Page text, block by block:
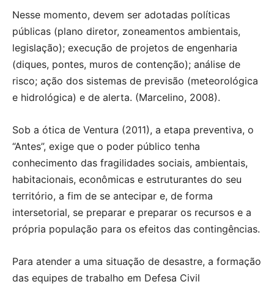
Nesse momento, devem ser adotadas políticas
públicas (plano diretor, zoneamentos ambientais,
legislação); execução de projetos de engenharia
(diques, pontes, muros de contenção); análise de
risco; ação dos sistemas de previsão (meteorológica
e hidrológica) e de alerta. (Marcelino, 2008).
Sob a ótica de Ventura (2011), a etapa preventiva, o
“Antes”, exige que o poder público tenha
conhecimento das fragilidades sociais, ambientais,
habitacionais, econômicas e estruturantes do seu
território, a fim de se antecipar e, de forma
intersetorial, se preparar e preparar os recursos e a
própria população para os efeitos das contingências.
Para atender a uma situação de desastre, a formação
das equipes de trabalho em Defesa Civil